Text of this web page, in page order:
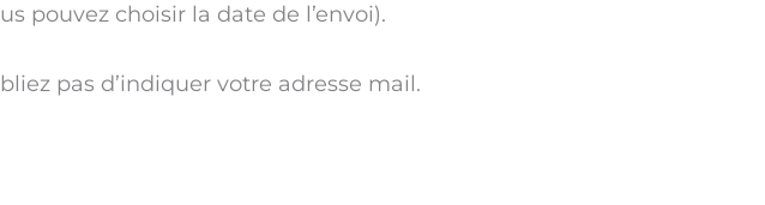
pouvez choisir la date de l’envoi).
pas d’indiquer votre adresse mail.